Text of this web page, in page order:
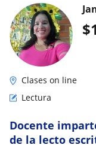
$1
Clases on line
Lectura
Docente
de la lecto